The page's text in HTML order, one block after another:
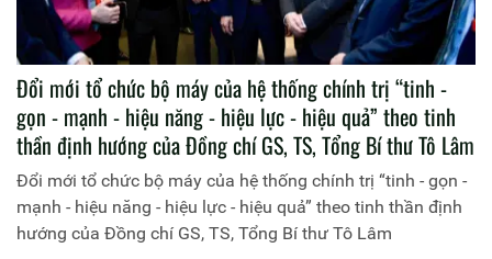
Đổi mới tổ chức bộ máy của hệ thống chính trị “tinh -
gọn - mạnh - hiệu năng - hiệu lực - hiệu quả” theo tinh
thần định hướng của Đồng chí GS, TS, Tổng Bí thư Tô Lâm
Đổi mới tổ chức bộ máy của hệ thống chính trị “tinh - gọn -
mạnh - hiệu năng - hiệu lực - hiệu quả” theo tinh thần định
hướng của Đồng chí GS, TS, Tổng Bí thư Tô Lâm